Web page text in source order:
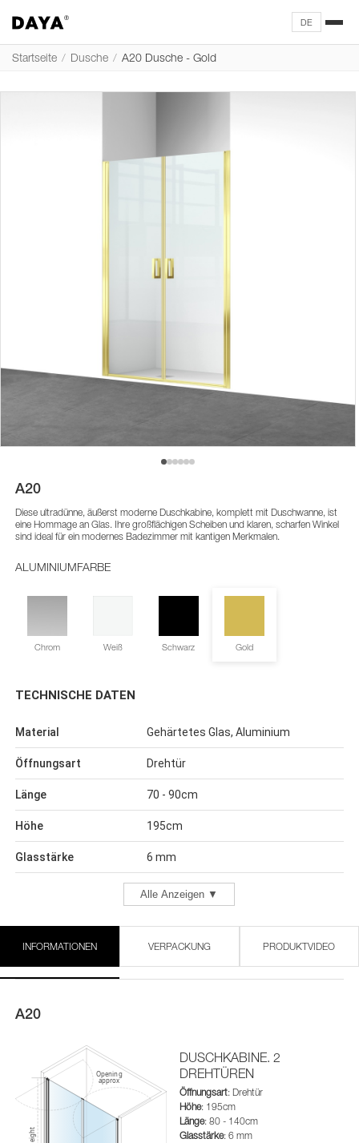
DE
Startseite / Dusche / A20 Dusche - Gold
A20
Diese ultradünne, äußerst moderne Duschkabine, komplett mit Duschwanne, ist
eine Hommage an Glas. Ihre großflächigen Scheiben und klaren, scharfen Winkel
sind ideal für ein modernes Badezimmer mit kantigen Merkmalen.
ALUMINIUMFARBE
Chrom Weiß Schwarz Gold
TECHNISCHE DATEN
Material Gehärtetes Glas, Aluminium
Öffnungsart Drehtür
Länge 70 - 90cm
Höhe 195cm
Glasstärke 6 mm
Alle Anzeigen ▼
INFORMATIONEN VERPACKUNG PRODUKTVIDEO
A20
DUSCHKABINE. 2
DREHTÜREN
Öffnungsart: Drehtür
Höhe: 195cm
Länge: 80 - 140cm
Glasstärke: 6 mm